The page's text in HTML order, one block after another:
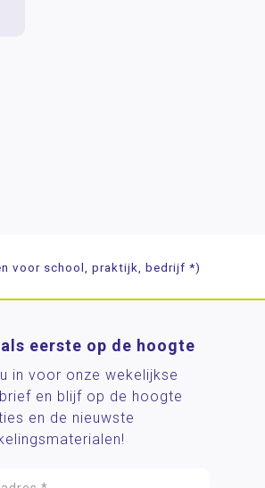
voor school, praktijk, bedrijf *)
eerste op de hoogte
in voor onze wekelijkse
en blijf op de hoogte
en de nieuwste